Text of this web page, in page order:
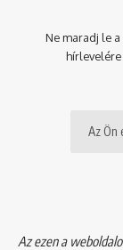
Ne maradj le
Az ezen a